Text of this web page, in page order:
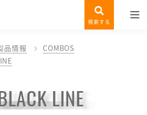
検索する
品情報
COMBOS
LINE